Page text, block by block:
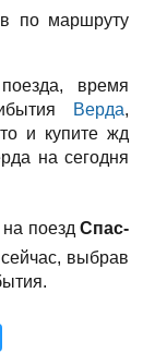
по маршруту
время
Верда,
и купите жд
на сегодня
на поездСпас-
выбрав